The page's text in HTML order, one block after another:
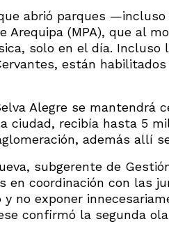
abrió parques
Arequipa (MPA), que al
solo en el día. Incluso
están
Alegre se mantendrá
ciudad, recibía hasta 5
además allí
subgerente de
en coordinación con las
y no exponer
confirmó la segunda